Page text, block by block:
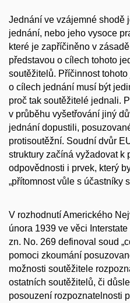
Jednání ve vzájemné shodě
jednání, nebo jeho vysoce
které je zapříčiněno v
představou o cílech tohoto
soutěžitelů. Příčinnost
o cílech jednání musí být
proč tak soutěžitelé jednali.
v průběhu vyšetřování jiný
jednání dopustili,
protisoutěžní. Soudní dvůr
struktury začíná vyžadovat k
odpovědnosti i prvek, který
„přítomnost vůle s účastníky
V rozhodnutí Amerického
února 1939 ve věci
zn. No. 269 definoval soud
pomoci zkoumání
možnosti soutěžitele
ostatních soutěžitelů, či
posouzení rozpoznatelnosti